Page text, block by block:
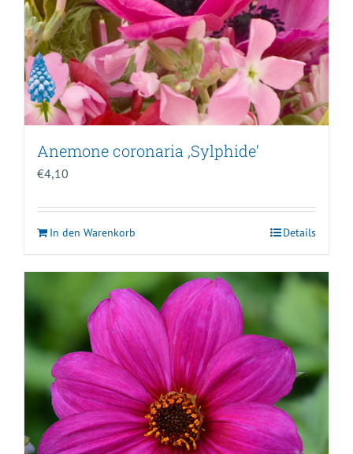
Anemone coronaria ‚Sylphide‘
€4,10
In den Warenkorb Details